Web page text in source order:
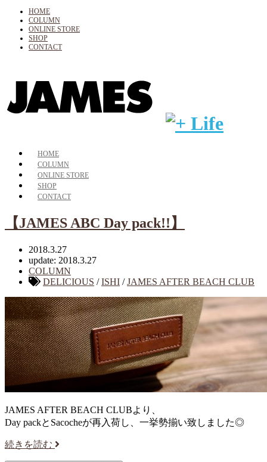
HOME
COLUMN
ONLINE STORE
SHOP
CONTACT
HOME
COLUMN
ONLINE STORE
SHOP
CONTACT
【JAMES ABC Day pack!!】
2018.3.27
update: 2018.3.27
COLUMN
DELICIOUS /ISHI /JAMES AFTER BEACH CLUB
JAMES AFTER BEACH CLUBより、
Day packとSacocheが再入荷し、一挙勢揃い致しました◎
続きを読む